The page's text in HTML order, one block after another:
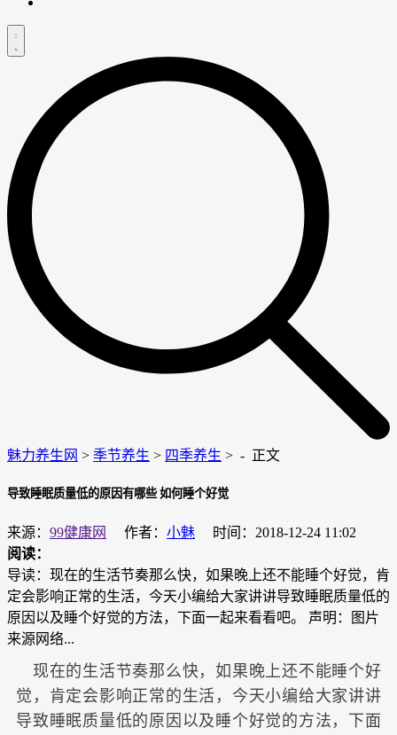
魅力养生网 > 季节养生 > 四季养生 > - 正文
导致睡眠质量低的原因有哪些 如何睡个好觉
来源： 99健康网 作者： 小魅
时间：2018-12-24 11:02
阅读：
导读：现在的生活节奏那么快，如果晚上还不能睡个好觉，肯
定会影响正常的生活，今天小编给大家讲讲导致睡眠质量低的
原因以及睡个好觉的方法，下面一起来看看吧。 声明：图片
来源网络...
现在的生活节奏那么快，如果晚上还不能睡个好
觉，肯定会影响正常的生活，今天小编给大家讲讲
导致睡眠质量低的原因以及睡个好觉的方法，下面